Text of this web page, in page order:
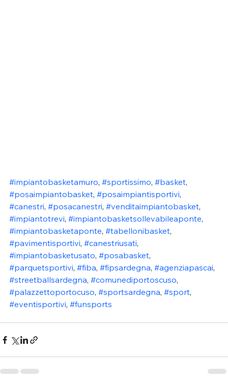
#impiantobasketamuro, #sportissimo, #basket,
#posaimpiantobasket, #posaimpiantisportivi,
#canestri, #posacanestri, #venditaimpiantobasket,
#impiantotrevi, #impiantobasketsollevabileaponte,
#impiantobasketaponte, #tabellonibasket,
#pavimentisportivi, #canestriusati,
#impiantobasketusato, #posabasket,
#parquetsportivi, #fiba, #fipsardegna, #agenziapascai,
#streetballsardegna, #comunediportoscuso,
#palazzettoportocuso, #sportsardegna, #sport,
#eventisportivi, #funsports